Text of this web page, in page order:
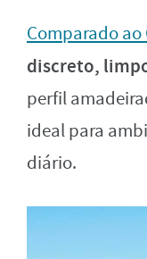
Comparado ao
discreto,
perfil
ideal para
diário.